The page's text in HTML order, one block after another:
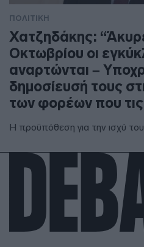
ΠΟΛΙΤΙΚΗ
Χατζηδάκης:
Οκτωβρίου οι
αναρτώνται –
δημοσίευσή τους
των φορέων που τις
Η προϋπόθεση για την ισχύ